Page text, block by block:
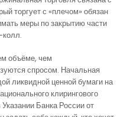
торгует с «плечом» обязан
меры по закрытию части
колл.
объёме, чем
спросом. Начальная
ликвидной ценной бумаги на
клирингового
Банка России от